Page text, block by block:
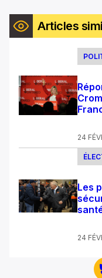
Articles
24
Les
24